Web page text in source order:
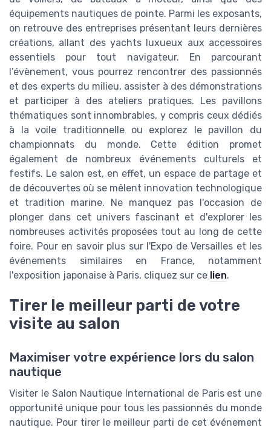
équipements nautiques de pointe. Parmi les exposants,
on retrouve des entreprises présentant leurs dernières
créations, allant des yachts luxueux aux accessoires
essentiels pour tout navigateur. En parcourant
l’évènement, vous pourrez rencontrer des passionnés
et des experts du milieu, assister à des démonstrations
et participer à des ateliers pratiques. Les pavillons
thématiques sont innombrables, y compris ceux dédiés
à la voile traditionnelle ou explorez le pavillon du
championnats du monde. Cette édition promet
également de nombreux événements culturels et
festifs. Le salon est, en effet, un espace de partage et
de découvertes où se mêlent innovation technologique
et tradition marine. Ne manquez pas l'occasion de
plonger dans cet univers fascinant et d'explorer les
nombreuses activités proposées tout au long de cette
foire. Pour en savoir plus sur l'Expo de Versailles et les
événements similaires en France, notamment
l'exposition japonaise à Paris, cliquez sur ce lien.
Tirer le meilleur parti de votre
visite au salon
Maximiser votre expérience lors du salon
nautique
Visiter le Salon Nautique International de Paris est une
opportunité unique pour tous les passionnés du monde
nautique. Pour tirer le meilleur parti de cet événement